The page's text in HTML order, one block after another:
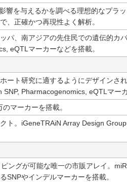
響を与えるかを調べる理想的なプラ
、正確かつ再現性よく解析。
パ、南アジアの先住民での遺伝的カ
eQTLマーカーなどを搭載。
ート研究に適するようにデザインさ
Pharmacogenomics, eQTLマー
マーカーを搭載。
ト。iGeneTRAiN Array Design
ングが可能な唯一の市販アレイ。
SNPやインデルマーカーを搭載。